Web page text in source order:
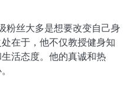
粉丝大多是想要改变自己身
在于，他不仅教授健身知
活态度。他的真诚和热